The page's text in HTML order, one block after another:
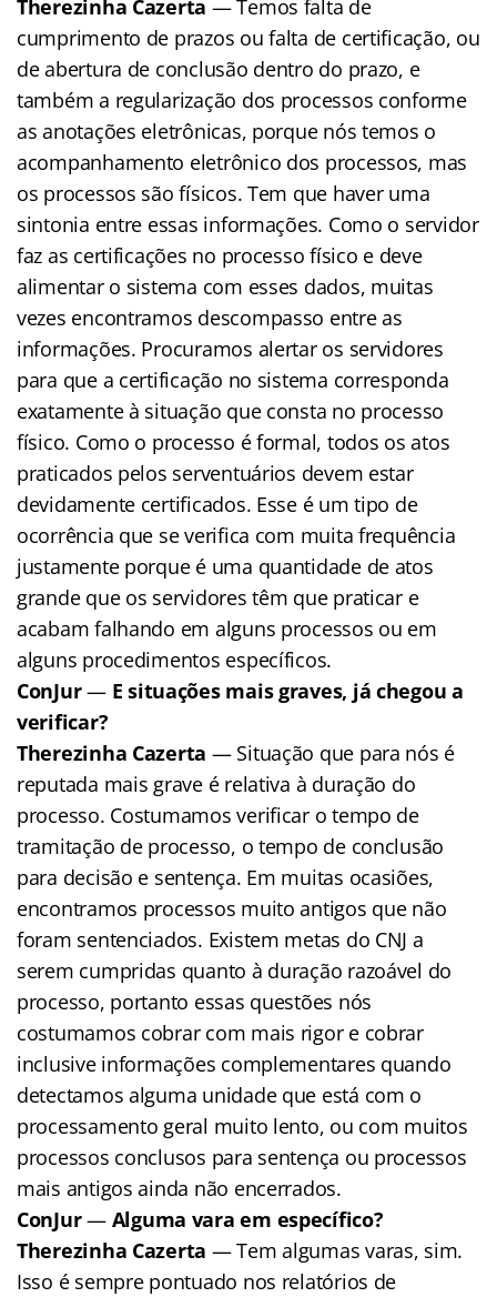
Therezinha Cazerta — Temos falta de
cumprimento de prazos ou falta de certificação, ou
de abertura de conclusão dentro do prazo, e
também a regularização dos processos conforme
as anotações eletrônicas, porque nós temos o
acompanhamento eletrônico dos processos, mas
os processos são físicos. Tem que haver uma
sintonia entre essas informações. Como o servidor
faz as certificações no processo físico e deve
alimentar o sistema com esses dados, muitas
vezes encontramos descompasso entre as
informações. Procuramos alertar os servidores
para que a certificação no sistema corresponda
exatamente à situação que consta no processo
físico. Como o processo é formal, todos os atos
praticados pelos serventuários devem estar
devidamente certificados. Esse é um tipo de
ocorrência que se verifica com muita frequência
justamente porque é uma quantidade de atos
grande que os servidores têm que praticar e
acabam falhando em alguns processos ou em
alguns procedimentos específicos.
ConJur—E situações mais graves, já chegou a
verificar?
Therezinha Cazerta — Situação que para nós é
reputada mais grave é relativa à duração do
processo. Costumamos verificar o tempo de
tramitação de processo, o tempo de conclusão
para decisão e sentença. Em muitas ocasiões,
encontramos processos muito antigos que não
foram sentenciados. Existem metas do CNJ a
serem cumpridas quanto à duração razoável do
processo, portanto essas questões nós
costumamos cobrar com mais rigor e cobrar
inclusive informações complementares quando
detectamos alguma unidade que está com o
processamento geral muito lento, ou com muitos
processos conclusos para sentença ou processos
mais antigos ainda não encerrados.
ConJur— Alguma vara em específico?
Therezinha Cazerta — Tem algumas varas, sim.
Isso é sempre pontuado nos relatórios de